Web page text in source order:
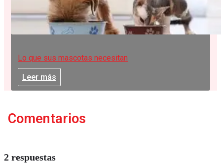
Lo que sus mascotas necesitan
Leer más
Comentarios
2 respuestas